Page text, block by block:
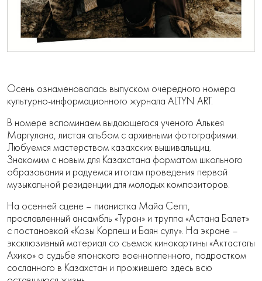
Осень ознаменовалась выпуском очередного номера
культурно-информационного журнала ALTYN ART.
В номере вспоминаем выдающегося ученого Алькея
Маргулана, листая альбом с архивными фотографиями.
Любуемся мастерством казахских вышивальщиц.
Знакомим с новым для Казахстана форматом школьного
образования и радуемся итогам проведения первой
музыкальной резиденции для молодых композиторов.
На осенней сцене – пианистка Майа Сепп,
прославленный ансамбль «Туран» и труппа «Астана Балет»
с постановкой «Козы Корпеш и Баян сулу». На экране –
эксклюзивный материал со съемок кинокартины «Актастагы
Ахико» о судьбе японского военнопленного, подростком
сосланного в Казахстан и прожившего здесь всю